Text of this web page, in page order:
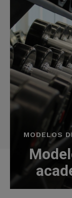
MODELOS